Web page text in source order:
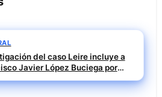
del caso Leire incluye a
Javier López Buciega por
tráfico de influencias